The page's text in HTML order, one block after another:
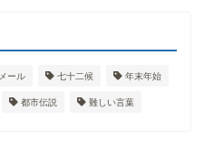
メール 七十二候 年末年始
都市伝説 難しい言葉